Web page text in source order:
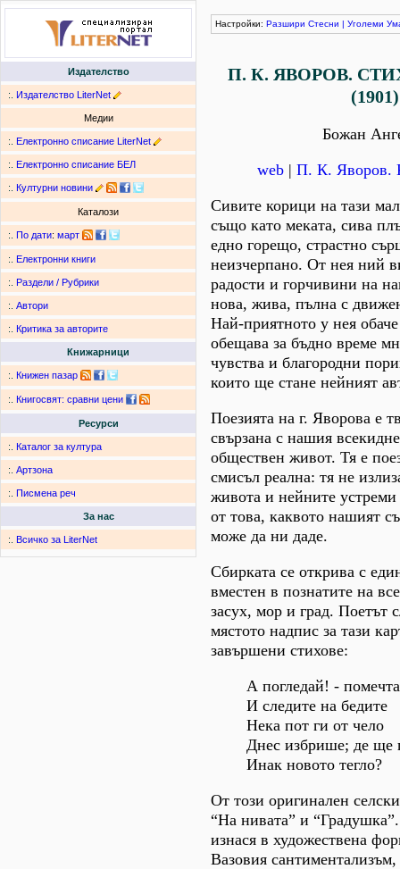
Издателство
:. Издателство LiterNet
Медии
:. Електронно списание LiterNet
:. Електронно списание БЕЛ
:. Културни новини
Каталози
:. По дати: март
:. Електронни книги
:. Раздели / Рубрики
:. Автори
:. Критика за авторите
Книжарници
:. Книжен пазар
:. Книгосвят: сравни цени
Ресурси
:. Каталог за култура
:. Артзона
:. Писмена реч
За нас
:. Всичко за LiterNet
Настройки: Разшири Стесни | Уголеми
П. К. ЯВОРОВ.
(1901)
Божан
web | П. К. Яворов.
Сивите корици на тази
също като меката, сива
едно горещо, страстно
неизчерпано. От нея ний
радости и горчивини на
нова, жива, пълна с
Най-приятното у нея
обещава за бъдно време
чувства и благородни
които ще стане нейният
Поезията на г. Яворова е
свързана с нашия
обществен живот. Тя е
смисъл реална: тя не
живота и нейните
от това, каквото нашият
може да ни даде.
Сбирката се открива с
вместен в познатите на
засух, мор и град. Поетът
мястото надпис за тази
завършени стихове:
А погледай! -
И следите на бедите
Нека пот ги от чело
Днес избрише; де ще
Инак новото тегло?
От този оригинален
“На нивата” и
изнася в художествена
Вазовия